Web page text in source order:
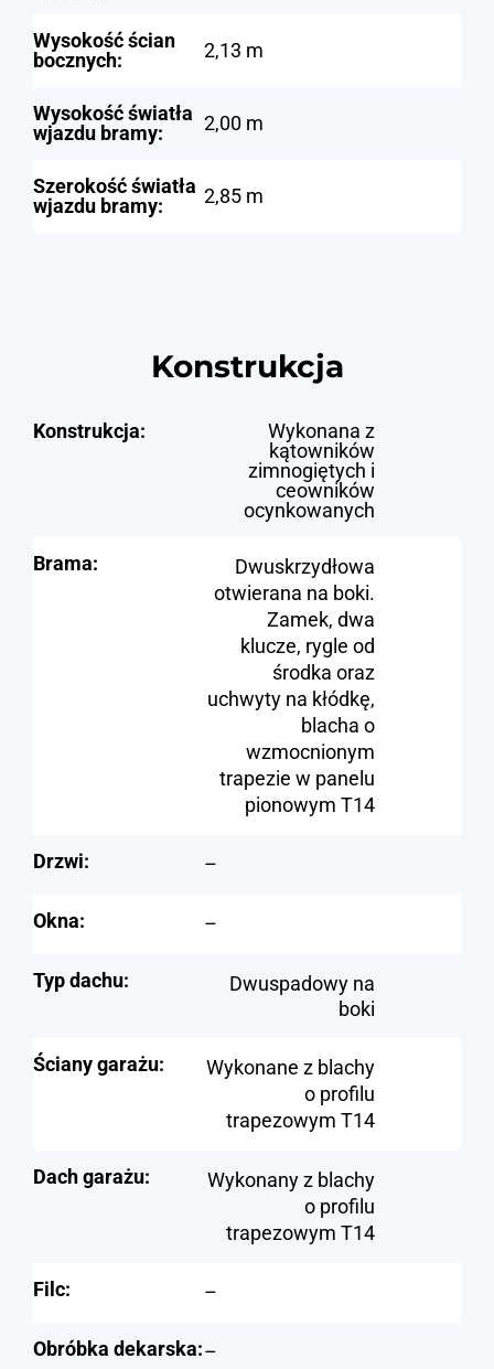
Wysokość ścian
bocznych:
2,13 m
Wysokość światła
wjazdu bramy:
2,00 m
Szerokość światła
wjazdu bramy:
2,85 m
Konstrukcja
Konstrukcja:
Wykonana z
kątowników
zimnogiętych i
ceowników
ocynkowanych
Brama:
Dwuskrzydłowa
otwierana na boki.
Zamek, dwa
klucze, rygle od
środka oraz
uchwyty na kłódkę,
blacha o
wzmocnionym
trapezie w panelu
pionowym T14
Drzwi: –
Okna: –
Typ dachu:
Dwuspadowy na
boki
Ściany garażu:
Wykonane z blachy
o profilu
trapezowym T14
Dach garażu:
Wykonany z blachy
o profilu
trapezowym T14
Filc: –
Obróbka dekarska:–